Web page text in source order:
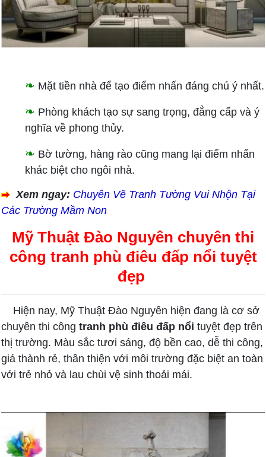
❧ Mặt tiền nhà để tạo điểm nhấn đáng chú ý nhất.
❧ Phòng khách tạo sự sang trọng, đẳng cấp và ý
nghĩa về phong thủy.
❧ Bờ tường, hàng rào cũng mang lại điểm nhấn
khác biệt cho ngôi nhà.
Xem ngay: Chuyên Vẽ Tranh Tường Vui Nhộn Tại
Các Trường Mầm Non
Mỹ Thuật Đào Nguyên chuyên thi
công tranh phù điêu đấp nổi tuyệt
đẹp
Hiện nay, Mỹ Thuật Đào Nguyên hiện đang là cơ sở
chuyên thi côngtranh phù điêu đấp nổi tuyệt đẹp trên
thị trường. Màu sắc tươi sáng, độ bền cao, dễ thi công,
giá thành rẻ, thân thiện với môi trường đặc biệt an toàn
với trẻ nhỏ và lau chùi vệ sinh thoải mái.